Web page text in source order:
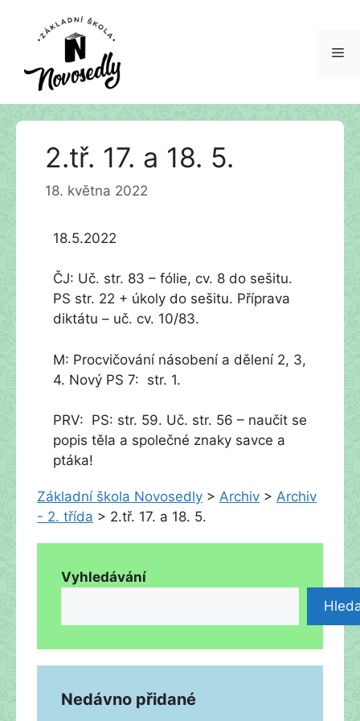
Přeskočit
2.tř. 17. a 18. 5.
18. května 2022
18.5.2022
ČJ: Uč. str. 83 – fólie, cv. 8 do sešitu.
PS str. 22 + úkoly do sešitu. Příprava
diktátu – uč. cv. 10/83.
M: Procvičování násobení a dělení 2, 3,
4. Nový PS 7: str. 1.
PRV: PS: str. 59. Uč. str. 56 – naučit se
popis těla a společné znaky savce a
ptáka!
Základní škola Novosedly > Archiv > Archiv
- 2. třída > 2.tř. 17. a 18. 5.
Vyhledávání
Nedávno přidané